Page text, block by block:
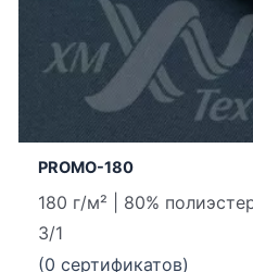
PROMO-180
180 г/м² | 80%
3/1
(0 сертификатов)